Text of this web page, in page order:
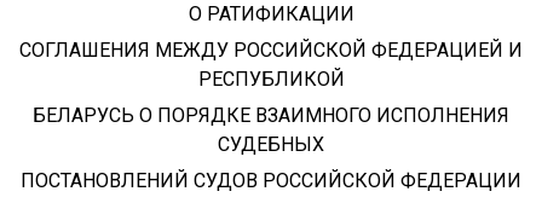
О РАТИФИКАЦИИ
СОГЛАШЕНИЯ МЕЖДУ РОССИЙСКОЙ ФЕДЕРАЦИЕЙ И
РЕСПУБЛИКОЙ
БЕЛАРУСЬ О ПОРЯДКЕ ВЗАИМНОГО ИСПОЛНЕНИЯ
СУДЕБНЫХ
ПОСТАНОВЛЕНИЙ СУДОВ РОССИЙСКОЙ ФЕДЕРАЦИИ